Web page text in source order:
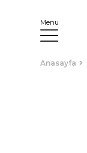
Menu
Anasayfa